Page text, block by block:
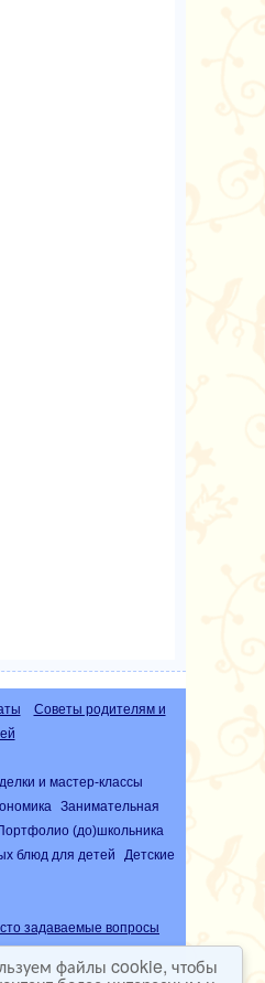
файлы cookie, чтобы
Советы родителям и
и мастер-классы
Занимательная
(до)школьника
блюд для детей
Детские
задаваемые вопросы